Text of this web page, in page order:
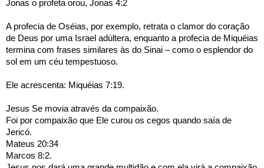
Jonas o profeta orou, Jonas 4:2
A profecia de Oséias, por exemplo, retrata o clamor do coração
de Deus por uma Israel adúltera, enquanto a profecia de Miquéias
termina com frases similares às do Sinai – como o esplendor do
sol em um céu tempestuoso.
Ele acrescenta: Miquéias 7:19.
Jesus Se movia através da compaixão.
Foi por compaixão que Ele curou os cegos quando saía de
Jericó.
Mateus 20:34
Marcos 8:2.